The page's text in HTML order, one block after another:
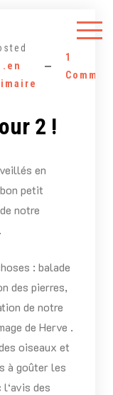
.en
1
2 !
en
petit
notre
: balade
des pierres,
de notre
de Herve .
oiseaux et
à goûter les
des